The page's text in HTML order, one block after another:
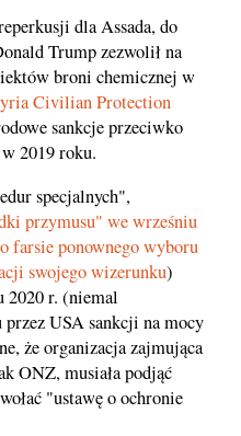
dla Assada, do
Trump zezwolił na
broni chemicznej w
Civilian Protection
sankcje przeciwko
2019 roku.
specjalnych",
przymusu" we wrześniu
farsie ponownego wyboru
swojego wizerunku)
2020 r. (niemal
USA sankcji na mocy
że organizacja zajmująca
ONZ, musiała podjąć
"ustawę o ochronie